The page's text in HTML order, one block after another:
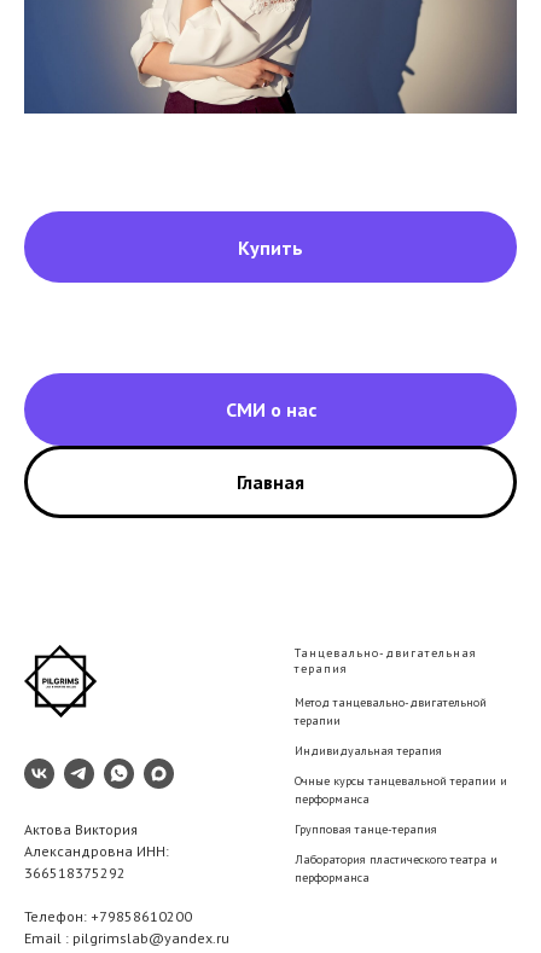
Купить
СМИ о нас
Главная
Актова Виктория
Александровна ИНН:
366518375292
Телефон: +79858610200
Email : pilgrimslab@yandex.ru
Танцевально-двигательная
терапия
Метод танцевально-двигательной
терапии
Индивидуальная терапия
Очные курсы танцевальной терапии и
перформанса
Групповая танце-терапия
Лаборатория пластического театра и
перформанса